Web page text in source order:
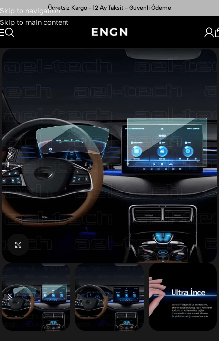
Skip to navigation
Skip to main content
Ücretsiz Kargo - 12 Ay Taksit - Güvenli Ödeme